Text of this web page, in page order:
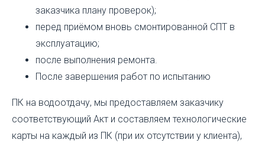
заказчика плану проверок);
перед приёмом вновь смонтированной СПТ в
эксплуатацию;
после выполнения ремонта.
После завершения работ по испытанию
ПК на водоотдачу, мы предоставляем заказчику
соответствующий Акт и составляем технологические
карты на каждый из ПК (при их отсутствии у клиента),